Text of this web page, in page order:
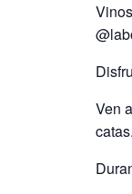
Ven
catas.